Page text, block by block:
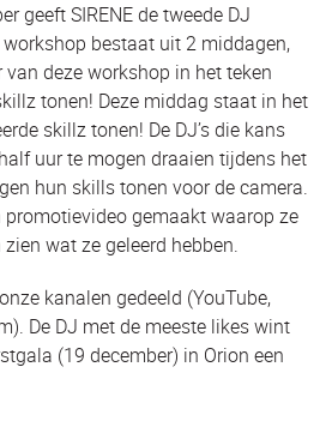
geeft SIRENE de tweede DJ
bestaat uit 2 middagen,
deze workshop in het teken
tonen! Deze middag staat in het
skillz tonen! De DJ’s die kans
uur te mogen draaien tijdens het
hun skills tonen voor de camera.
promotievideo gemaakt waarop ze
wat ze geleerd hebben.
kanalen gedeeld (YouTube,
De DJ met de meeste likes wint
(19 december) in Orion een